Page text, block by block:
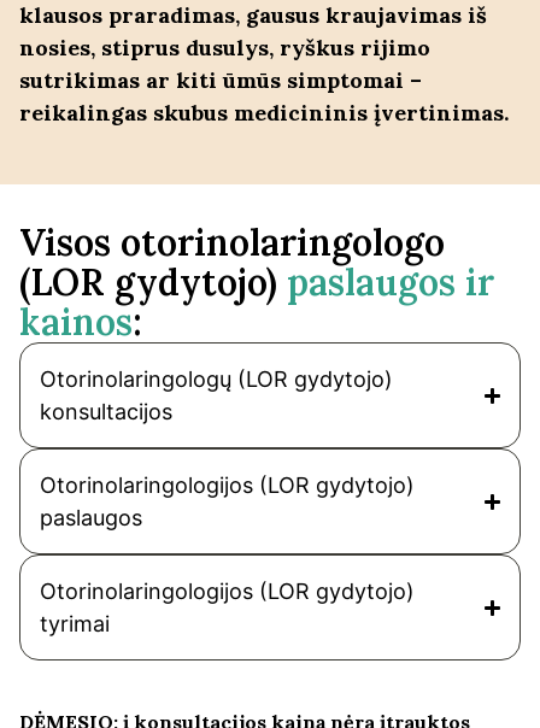
klausos praradimas, gausus kraujavimas iš
nosies, stiprus dusulys, ryškus rijimo
sutrikimas ar kiti ūmūs simptomai –
reikalingas skubus medicininis įvertinimas.
Visos otorinolaringologo
(LOR gydytojo) paslaugos ir
kainos:
Otorinolaringologų (LOR gydytojo)
konsultacijos
Otorinolaringologijos (LOR gydytojo)
paslaugos
Otorinolaringologijos (LOR gydytojo)
tyrimai
DĖMESIO: į konsultacijos kainą nėra įtrauktos